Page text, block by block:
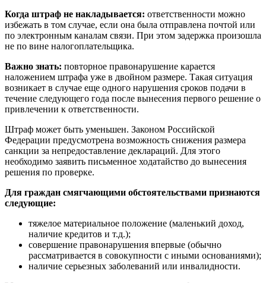
Когда штраф не накладывается: ответственности можно
избежать в том случае, если она была отправлена почтой или
по электронным каналам связи. При этом задержка произошла
не по вине налогоплательщика.
Важно знать: повторное правонарушение карается
наложением штрафа уже в двойном размере. Такая ситуация
возникает в случае еще одного нарушения сроков подачи в
течение следующего года после вынесения первого решение о
привлечении к ответственности.
Штраф может быть уменьшен. Законом Российской
Федерации предусмотрена возможность снижения размера
санкции за непредоставление деклараций. Для этого
необходимо заявить письменное ходатайство до вынесения
решения по проверке.
Для граждан смягчающими обстоятельствами признаются
следующие:
тяжелое материальное положение (маленький доход,
наличие кредитов и т.д.);
совершение правонарушения впервые (обычно
рассматривается в совокупности с иными основаниями);
наличие серьезных заболеваний или инвалидности.